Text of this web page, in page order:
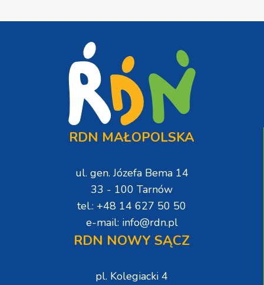
RDN MAŁOPOLSKA
ul. gen. Józefa Bema 14
33 - 100 Tarnów
tel.: +48 14 627 50 50
e-mail: info@rdn.pl
RDN NOWY SĄCZ
pl. Kolegiacki 4